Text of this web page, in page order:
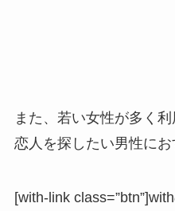
また、若い女性が多く
恋人を探したい男性にお
[with-link